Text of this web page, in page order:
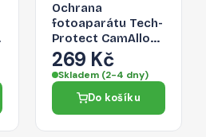
Ochrana
fotoaparátu Tech-
Protect CamAlloy
Fit+ pro iPhone 17
Pro Max – Cosmic
Orange
269 Kč
Skladem (2-4 dny)
Do košíku